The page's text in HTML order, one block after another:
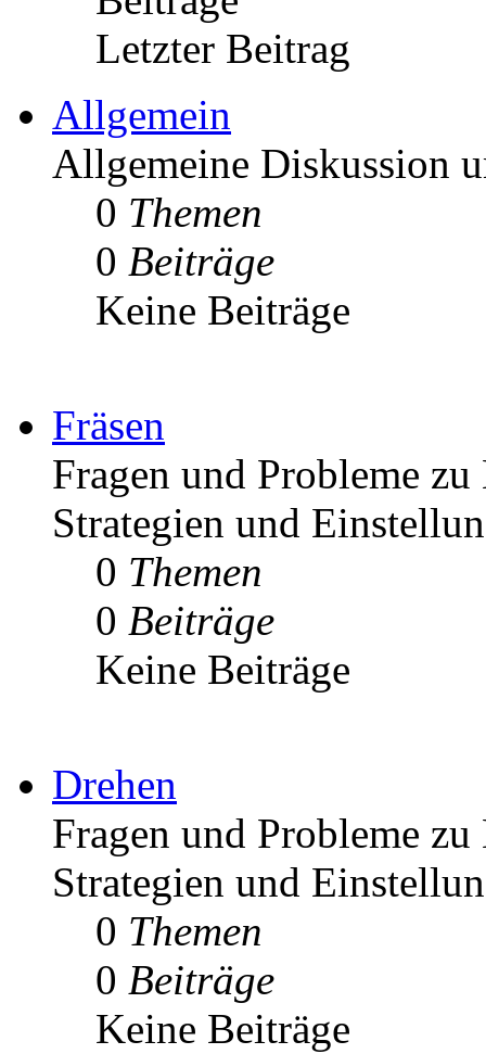
Letzter Beitrag
Allgemein
Allgemeine Diskussion
0 Themen
0 Beiträge
Keine Beiträge
Fräsen
Fragen und Probleme
Strategien und
0 Themen
0 Beiträge
Keine Beiträge
Drehen
Fragen und Probleme
Strategien und
0 Themen
0 Beiträge
Keine Beiträge